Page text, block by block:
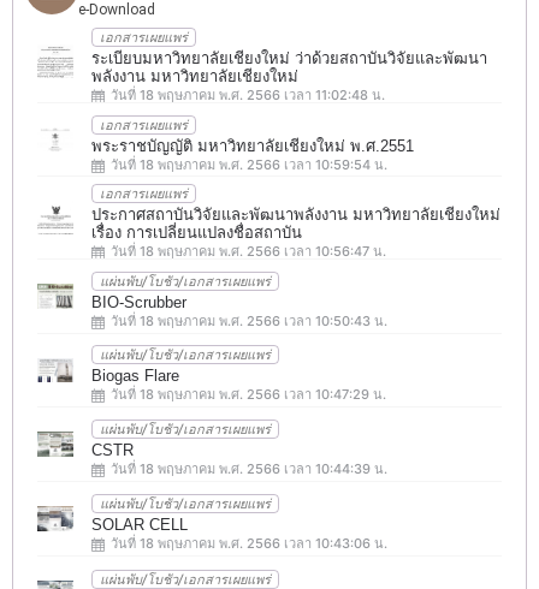
e-Download
เอกสารเผยแพร่
ระเบียบมหาวิทยาลัยเชียงใหม่ ว่าด้วยสถาบันวิจัยและพัฒนา
พลังงาน มหาวิทยาลัยเชียงใหม่
วันที่ 18 พฤษภาคม พ.ศ. 2566 เวลา 11:02:48 น.
เอกสารเผยแพร่
พระราชบัญญัติ มหาวิทยาลัยเชียงใหม่ พ.ศ.2551
วันที่ 18 พฤษภาคม พ.ศ. 2566 เวลา 10:59:54 น.
เอกสารเผยแพร่
ประกาศสถาบันวิจัยและพัฒนาพลังงาน มหาวิทยาลัยเชียงใหม่
เรื่อง การเปลี่ยนแปลงชื่อสถาบัน
วันที่ 18 พฤษภาคม พ.ศ. 2566 เวลา 10:56:47 น.
แผ่นพับ/โบชัว/เอกสารเผยแพร่
BIO-Scrubber
วันที่ 18 พฤษภาคม พ.ศ. 2566 เวลา 10:50:43 น.
แผ่นพับ/โบชัว/เอกสารเผยแพร่
Biogas Flare
วันที่ 18 พฤษภาคม พ.ศ. 2566 เวลา 10:47:29 น.
แผ่นพับ/โบชัว/เอกสารเผยแพร่
CSTR
วันที่ 18 พฤษภาคม พ.ศ. 2566 เวลา 10:44:39 น.
แผ่นพับ/โบชัว/เอกสารเผยแพร่
SOLAR CELL
วันที่ 18 พฤษภาคม พ.ศ. 2566 เวลา 10:43:06 น.
แผ่นพับ/โบชัว/เอกสารเผยแพร่